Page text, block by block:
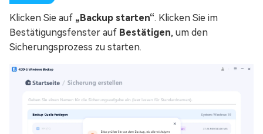
Klicken Sie auf „Backup starten“. Klicken Sie im
Bestätigungsfenster auf Bestätigen, um den
Sicherungsprozess zu starten.